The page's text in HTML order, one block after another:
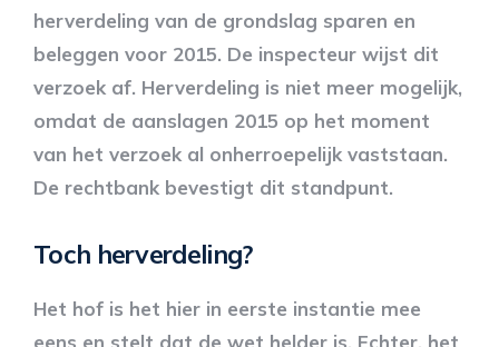
herverdeling van de grondslag sparen en
beleggen voor 2015. De inspecteur wijst dit
verzoek af. Herverdeling is niet meer mogelijk,
omdat de aanslagen 2015 op het moment
van het verzoek al onherroepelijk vaststaan.
De rechtbank bevestigt dit standpunt.
Toch herverdeling?
Het hof is het hier in eerste instantie mee
eens en stelt dat de wet helder is. Echter, het